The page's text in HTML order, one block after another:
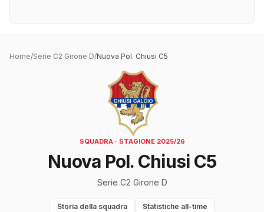
Home/Serie C2 Girone D/Nuova Pol. Chiusi C5
SQUADRA · STAGIONE 2025/26
Nuova Pol. Chiusi C5
Serie C2 Girone D
Storia della squadra Statistiche all-time